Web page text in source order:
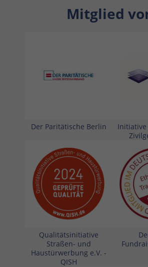
Mitglied
Der Paritätische Berlin
Qualitätsinitiative
Straßen- und
Haustürwerbung e.V. -
QISH